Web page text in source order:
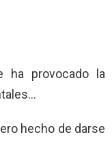
ha provocado la
hecho de darse